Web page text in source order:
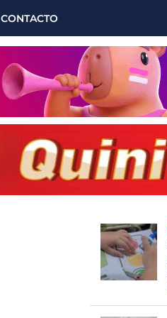
CONTACTO